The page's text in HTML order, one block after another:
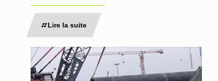
Lire la suite